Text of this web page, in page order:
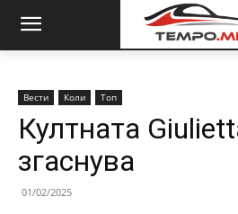
Вести Коли Топ
Култната
згаснува
01/02/2025